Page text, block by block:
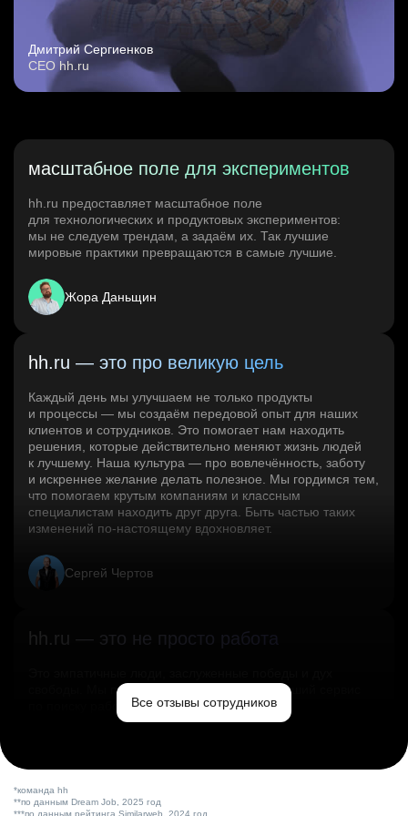
Дмитрий Сергиенков
CEO hh.ru
масштабное поле для экспериментов
hh.ru предоставляет масштабное поле
для технологических и продуктовых экспериментов:
мы не следуем трендам, а задаём их. Так лучшие
мировые практики превращаются в самые лучшие.
Жора Даньщин
hh.ru — это про великую цель
Каждый день мы улучшаем не только продукты
и процессы — мы создаём передовой опыт для наших
клиентов и сотрудников. Это помогает нам находить
решения, которые действительно меняют жизнь людей
к лучшему. Наша культура — про вовлечённость, заботу
и искреннее желание делать полезное. Мы гордимся тем,
что помогаем крутым компаниям и классным
специалистам находить друг друга. Быть частью таких
изменений по‑настоящему вдохновляет.
Сергей Чертов
hh.ru — это не просто работа
свободы. Мы помогаем миру и создаём лучший сервис
по поиску работы в стране.Все отзывы сотрудников
*команда hh
**по данным Dream Job, 2025 год
***по данным рейтинга Similarweb, 2024 год